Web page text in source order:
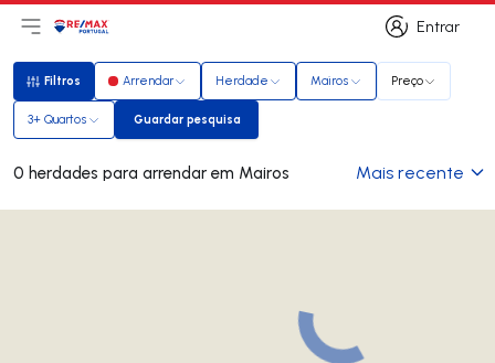
Entrar
Entrar
Abri menu principal
LogoIr para página inicial
Filtros
Filtros Arrendar Herdade Mairos Preço
3+ Quartos Guardar pesquisa
Guardar pesquisa
0 herdades para arrendar em Mairos Mais recente